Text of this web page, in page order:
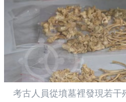
考古人員從墳墓裡發現若干